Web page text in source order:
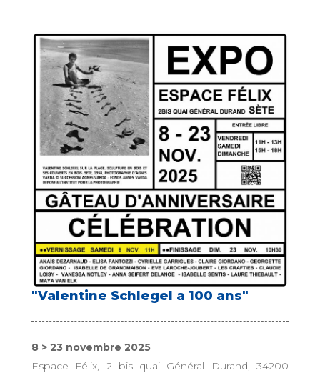
"Valentine Schlegel a 100 ans"
8 > 23 novembre 2025
Espace Félix, 2 bis quai Général Durand, 34200